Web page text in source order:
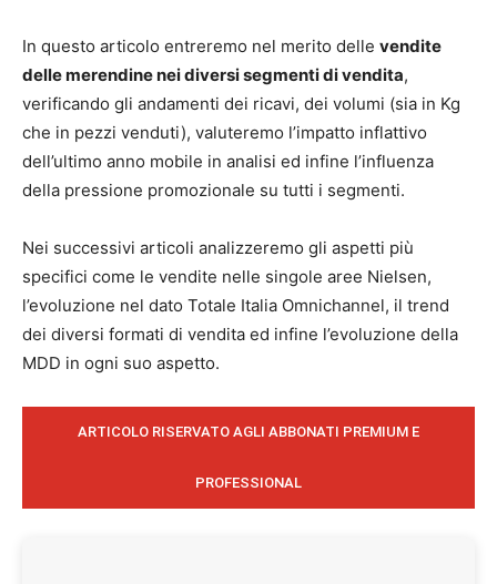
In questo articolo entreremo nel merito delle vendite
delle merendine nei diversi segmenti di vendita,
verificando gli andamenti dei ricavi, dei volumi (sia in Kg
che in pezzi venduti), valuteremo l’impatto inflattivo
dell’ultimo anno mobile in analisi ed infine l’influenza
della pressione promozionale su tutti i segmenti.
Nei successivi articoli analizzeremo gli aspetti più
specifici come le vendite nelle singole aree Nielsen,
l’evoluzione nel dato Totale Italia Omnichannel, il trend
dei diversi formati di vendita ed infine l’evoluzione della
MDD in ogni suo aspetto.
ARTICOLO RISERVATO AGLI ABBONATI PREMIUM E
PROFESSIONAL